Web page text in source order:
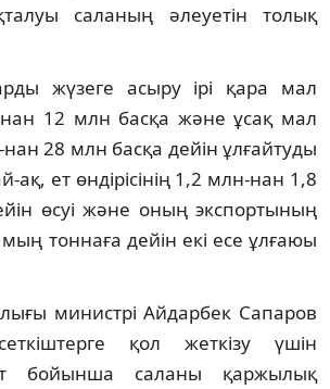
саланың әлеуетін толық
жүзеге асыру ірі қара мал
12 млн басқа және ұсақ мал
28 млн басқа дейін ұлғайтуды
ақ, ет өндірісінің 1,2 млн-нан 1,8
өсуі және оның экспортының
тоннаға дейін екі есе ұлғаюы
министрі Айдарбек Сапаров
қол жеткізу үшін
бойынша саланы қаржылық